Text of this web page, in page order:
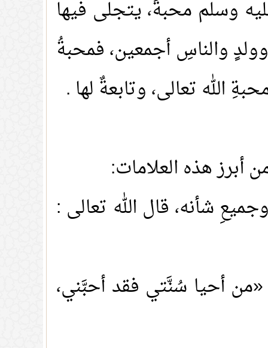
وسلم محبةً، يتجلى فيها
والناسِ أجمعين، فمحبةُ
الله تعالى، وتابعةٌ لها .
أبرز هذه العلامات:
شأنه، قال الله تعالى :
أحيا سُنَّتي فقد أحبَّني،